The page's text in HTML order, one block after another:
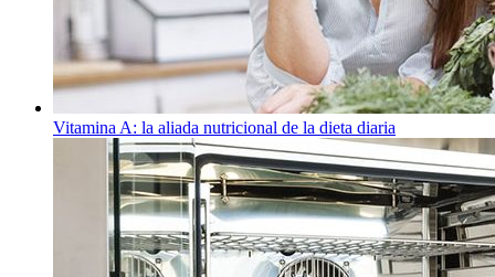
Vitamina A: la aliada nutricional de la dieta diaria